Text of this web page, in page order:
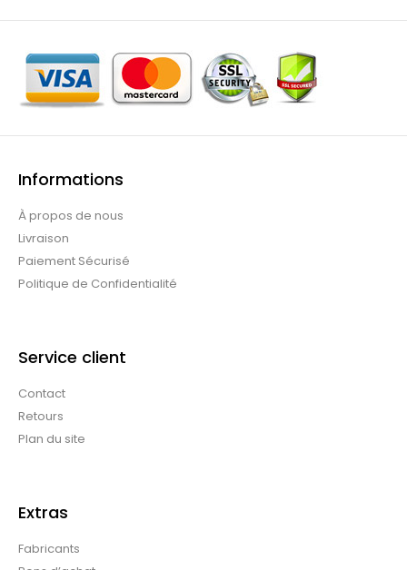
Informations
À propos de nous
Livraison
Paiement Sécurisé
Politique de Confidentialité
Service client
Contact
Retours
Plan du site
Extras
Fabricants